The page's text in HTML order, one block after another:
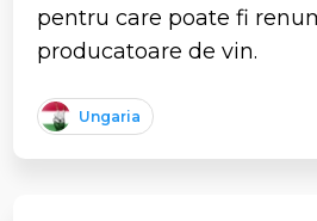
pentru care poate fi
producatoare de vin.
Ungaria